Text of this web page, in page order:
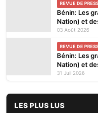
REVUE DE
Bénin: Les
Nation) et
Août 2026
03 Août 2026
REVUE DE
Bénin: Les
Nation) et
vendredi 31
31 Juil 2026
LES PLUS LUS